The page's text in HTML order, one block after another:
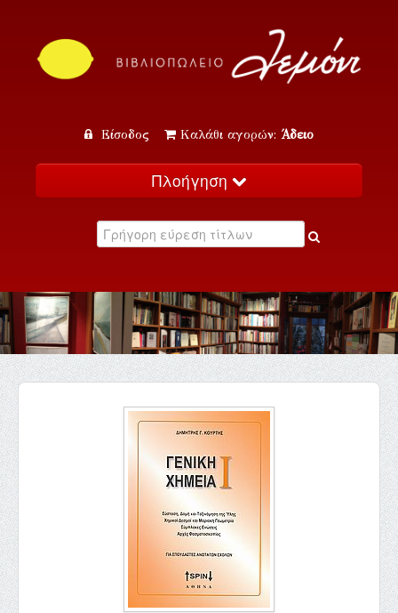
Είσοδος Καλάθι αγορών: Άδειο
Πλοήγηση
Κατάλογος
Εκδηλώσεις
Επικοινωνία